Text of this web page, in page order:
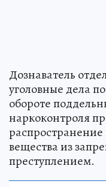
Дознаватель
уголовные дела
обороте
наркоконтроля
вещества из
преступлением.